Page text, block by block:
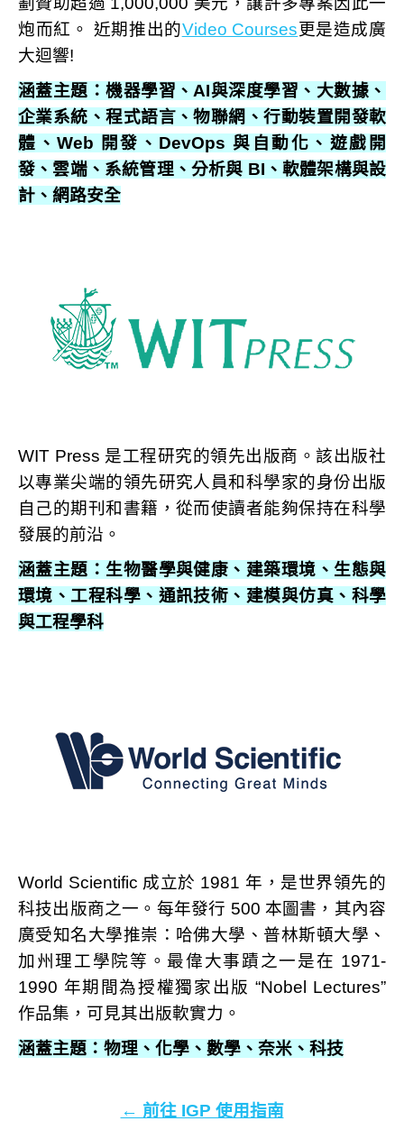
炮而紅。 近期推出的Video Courses更是造成廣
大迴響!
涵蓋主題：機器學習、AI與深度學習、大數據、
企業系統、程式語言、物聯網、行動裝置開發軟
體、Web 開發、DevOps 與自動化、遊戲開
發、雲端、系統管理、分析與 BI、軟體架構與設
計、網路安全
WIT Press 是工程研究的領先出版商。該出版社
以專業尖端的領先研究人員和科學家的身份出版
自己的期刊和書籍，從而使讀者能夠保持在科學
發展的前沿。
涵蓋主題：生物醫學與健康、建築環境、生態與
環境、工程科學、通訊技術、建模與仿真、科學
與工程學科
World Scientific 成立於 1981 年，是世界領先的
科技出版商之一。每年發行 500 本圖書，其內容
廣受知名大學推崇：哈佛大學、普林斯頓大學、
加州理工學院等。最偉大事蹟之一是在 1971-
1990 年期間為授權獨家出版 “Nobel Lectures”
作品集，可見其出版軟實力。
涵蓋主題：物理、化學、數學、奈米、科技
← 前往 IGP 使用指南